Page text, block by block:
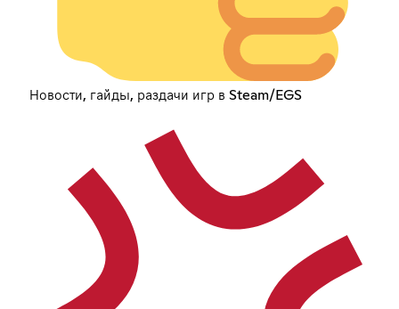
Новости, гайды, раздачи игр в Steam/EGS